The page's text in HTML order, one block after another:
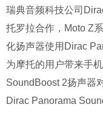
瑞典音频科技公司
托罗拉合作，Moto Z
化扬声器使用Dirac
为摩托的用户带来手
SoundBoost 2扬声器
Dirac Panorama